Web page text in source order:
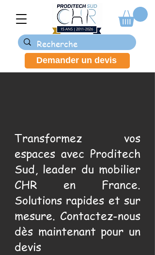
Demander un devis
Transformez vos
espaces avec Proditech
Sud, leader du mobilier
CHR en France.
Solutions rapides et sur
mesure. Contactez-nous
dès maintenant pour un
devis